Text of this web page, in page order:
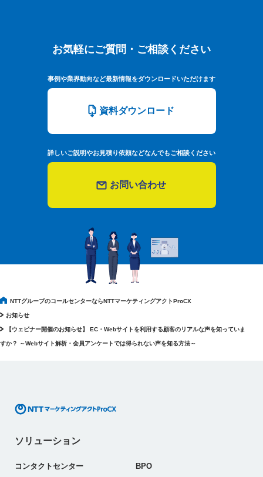
お気軽にご質問・ご相談ください
お気軽にご質問・ご相談ください
事例や業界動向など最新情報をダウンロードいただけます
資料ダウンロード
詳しいご説明やお見積り依頼などなんでもご相談ください
お問い合わせ
NTTグループのコールセンターならNTTマーケティングアクトProCX
お知らせ
【ウェビナー開催のお知らせ】 EC・Webサイトを利用する顧客のリアルな声を知っていま
すか？ ～Webサイト解析・会員アンケートでは得られない声を知る方法～
ソリューション
コンタクトセンター BPO